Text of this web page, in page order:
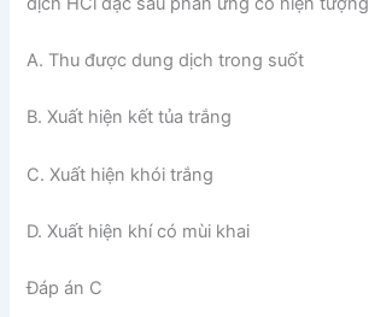
A. Thu được dung dịch trong suốt
B. Xuất hiện kết tủa trắng
C. Xuất hiện khói trắng
D. Xuất hiện khí có mùi khai
Đáp án C